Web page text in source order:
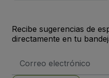
Recibe sugerencias de
directamente en tu
de